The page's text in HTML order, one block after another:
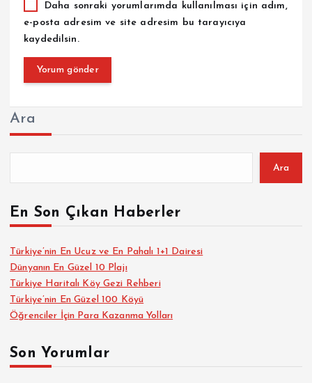
Daha sonraki yorumlarımda kullanılması için adım,
e-posta adresim ve site adresim bu tarayıcıya
kaydedilsin.
Ara
Ara
En Son Çıkan Haberler
Türkiye’nin En Ucuz ve En Pahalı 1+1 Dairesi
Dünyanın En Güzel 10 Plajı
Türkiye Haritalı Köy Gezi Rehberi
Türkiye’nin En Güzel 100 Köyü
Öğrenciler İçin Para Kazanma Yolları
Son Yorumlar